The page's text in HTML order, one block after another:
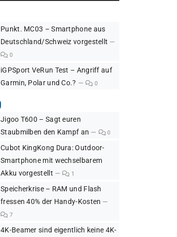
Punkt. MC03 – Smartphone aus
Deutschland/Schweiz vorgestellt
0
iGPSport VeRun Test – Angriff auf
Garmin, Polar und Co.?
0
Jigoo T600 – Sagt euren
Staubmilben den Kampf an
0
Cubot KingKong Dura: Outdoor-
Smartphone mit wechselbarem
Akku vorgestellt
1
Speicherkrise – RAM und Flash
fressen 40% der Handy-Kosten
7
4K-Beamer sind eigentlich keine 4K-